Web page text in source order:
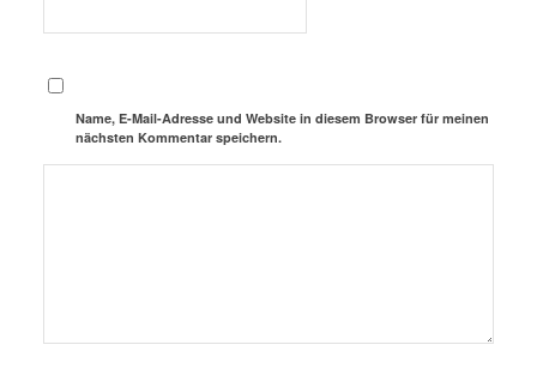
Name, E-Mail-Adresse und Website in diesem Browser für meinen
nächsten Kommentar speichern.